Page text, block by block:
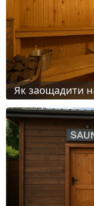
Як заощадити